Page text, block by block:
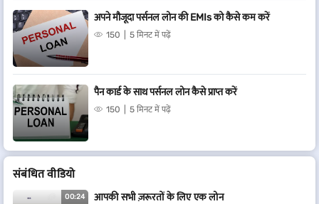
अपने मौजूदा पर्सनल लोन की EMIs को कैसे कम करें
150 5 मिनट में पढ़ें
पैन कार्ड के साथ पर्सनल लोन कैसे प्राप्त करें
150 5 मिनट में पढ़ें
संबंधित वीडियो
00:24 आपकी सभी ज़रूरतों के लिए एक लोन